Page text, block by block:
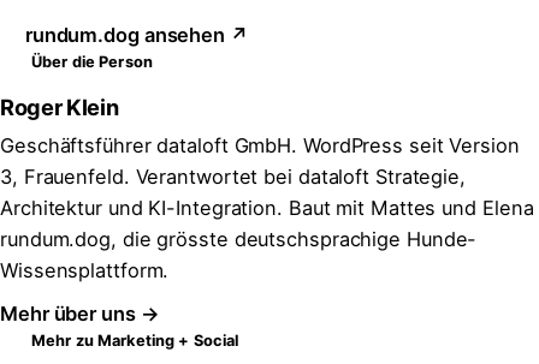
rundum.dog ansehen ↗
Über die Person
Roger Klein
Geschäftsführer dataloft GmbH. WordPress seit Version
3, Frauenfeld. Verantwortet bei dataloft Strategie,
Architektur und KI-Integration. Baut mit Mattes und Elena
rundum.dog, die grösste deutschsprachige Hunde-
Wissensplattform.
Mehr über uns →
Mehr zu Marketing + Social